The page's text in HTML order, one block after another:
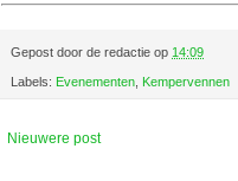
Gepost door de redactie op 14:09
Labels: Evenementen Kempervennen
Nieuwere post